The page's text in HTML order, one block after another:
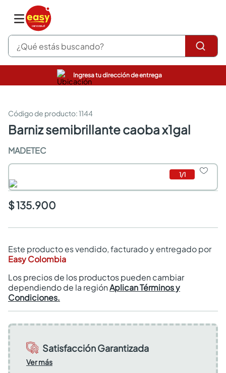
¿Qué estás buscando?
Ingresa tu dirección de entrega
:1144
barniz semibrillante caoba x1gal
MADETEC
1/1
$ 135.900
Este producto es vendido, facturado y entregado por
Easy Colombia
Los precios de los productos pueden cambiar
dependiendo de la regiónAplican Términos y
Condiciones.
Satisfacción Garantizada
Ver más
pinturas
sanitarios
comedor
pisos
armarios closet
comedores
neveras